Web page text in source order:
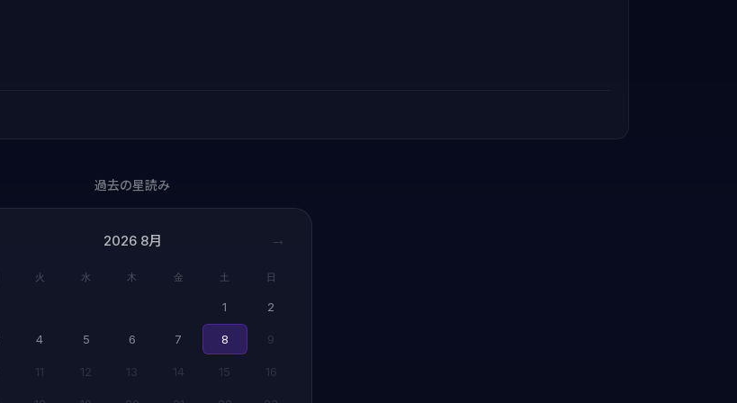
過去の星読み
2026 8月 →
火 水 木 金 土 日
1 2
4 5 6 7 8 9
11 12 13 14 15 16